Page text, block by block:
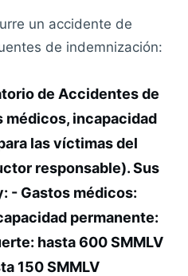
un accidente de
de indemnización:
de Accidentes de
médicos, incapacidad
lasvíctimasdel
responsable). Sus
- Gastos médicos:
permanente:
hasta 600 SMMLV
150 SMMLV